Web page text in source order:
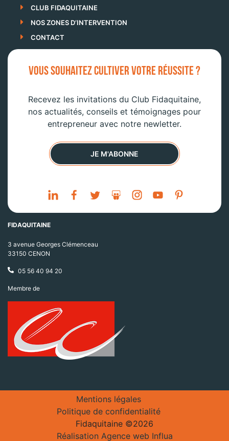
CLUB FIDAQUITAINE
NOS ZONES D’INTERVENTION
CONTACT
VOUS SOUHAITEZ CULTIVER VOTRE RÉUSSITE ?
Recevez les invitations du Club Fidaquitaine,
nos actualités, conseils et témoignages pour
entrepreneur avec notre newletter.
JE M'ABONNE
FIDAQUITAINE
3 avenue Georges Clémenceau
33150 CENON
05 56 40 94 20
Membre de
Mentions légales
Politique de confidentialité
Fidaquitaine ©2026
Réalisation Agence web Influa